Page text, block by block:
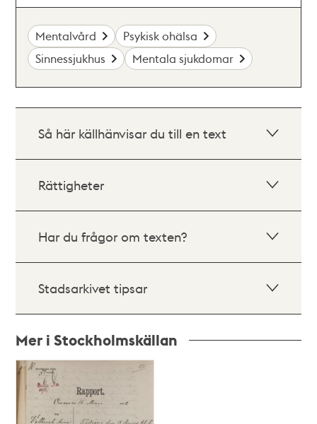
Mentalvård
Psykisk ohälsa
Sinnessjukhus
Mentala sjukdomar
Så här källhänvisar du till en text
Rättigheter
Har du frågor om texten?
Stadsarkivet tipsar
Mer i Stockholmskällan
Relaterade
poster
och
teman